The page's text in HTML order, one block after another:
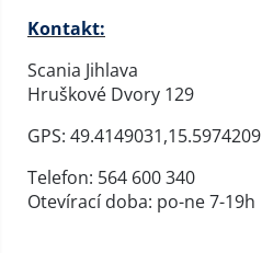
Kontakt:
Scania Jihlava
Hruškové Dvory 129
GPS: 49.4149031,15.5974209
Telefon: 564 600 340
Otevírací doba: po-ne 7-19h